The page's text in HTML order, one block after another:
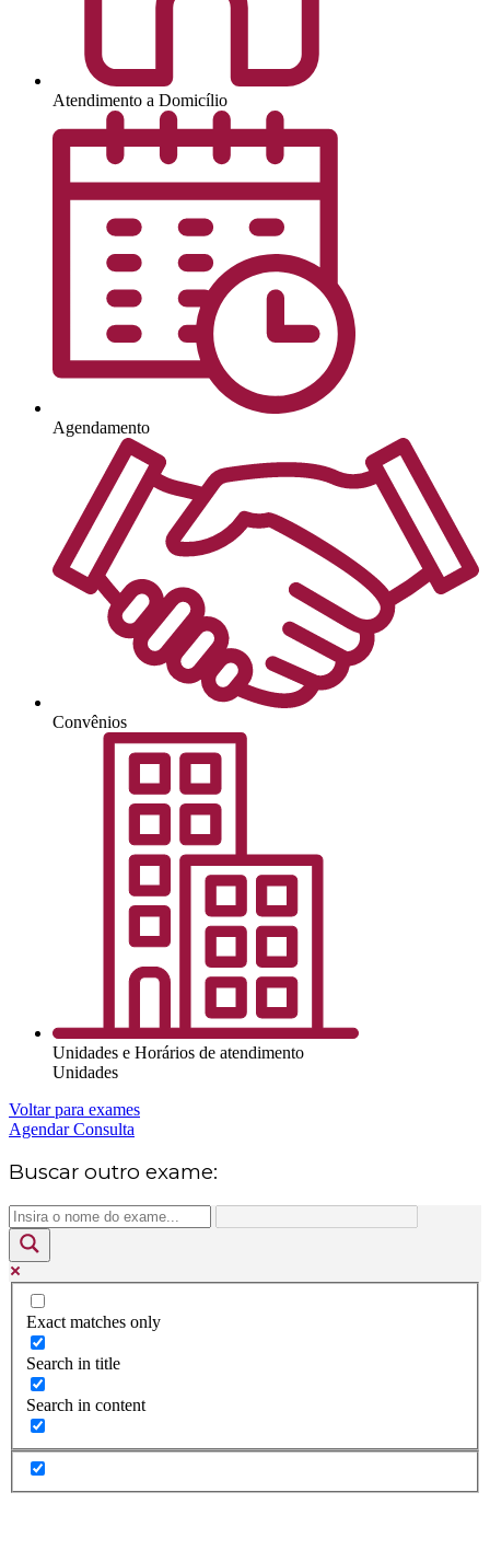
Atendimento a Domicílio
Agendamento
Convênios
Unidades e Horários de atendimento
Unidades
Voltar para exames
Agendar Consulta
Buscar outro exame:
Exact matches only
Search in title
Search in content